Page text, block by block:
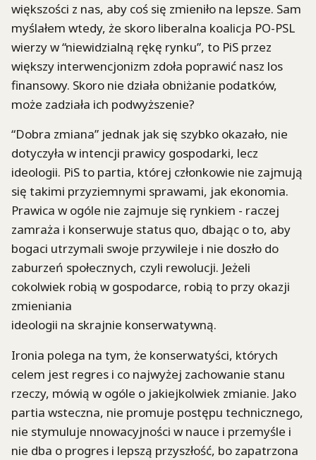
większości z nas, aby coś się zmieniło na lepsze. Sam
myślałem wtedy, że skoro liberalna koalicja PO-PSL
wierzy w “niewidzialną rękę rynku”, to PiS przez
większy interwencjonizm zdoła poprawić nasz los
finansowy. Skoro nie działa obniżanie podatków,
może zadziała ich podwyższenie?
“Dobra zmiana” jednak jak się szybko okazało, nie
dotyczyła w intencji prawicy gospodarki, lecz
ideologii. PiS to partia, której członkowie nie zajmują
się takimi przyziemnymi sprawami, jak ekonomia.
Prawica w ogóle nie zajmuje się rynkiem - raczej
zamraża i konserwuje status quo, dbając o to, aby
bogaci utrzymali swoje przywileje i nie doszło do
zaburzeń społecznych, czyli rewolucji. Jeżeli
cokolwiek robią w gospodarce, robią to przy okazji
zmieniania
ideologii na skrajnie konserwatywną.
Ironia polega na tym, że konserwatyści, których
celem jest regres i co najwyżej zachowanie stanu
rzeczy, mówią w ogóle o jakiejkolwiek zmianie. Jako
partia wsteczna, nie promuje postępu technicznego,
nie stymuluje nnowacyjności w nauce i przemyśle i
nie dba o progres i lepszą przyszłość, bo zapatrzona